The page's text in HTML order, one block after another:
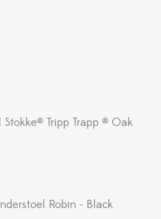
Stokke® Tripp Trapp ® Oak
Robin - Black